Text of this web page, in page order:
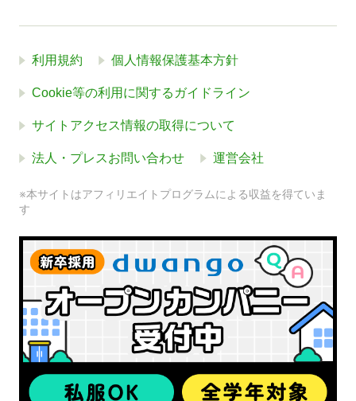
利用規約 個人情報保護基本方針
Cookie等の利用に関するガイドライン
サイトアクセス情報の取得について
法人・プレスお問い合わせ 運営会社
※本サイトはアフィリエイトプログラムによる収益を得ていま
す